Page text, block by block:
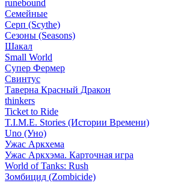
runebound
Семейные
Серп (Scythe)
Сезоны (Seasons)
Шакал
Small World
Супер Фермер
Свинтус
Таверна Красный Дракон
thinkers
Ticket to Ride
T.I.M.E. Stories (Истории Времени)
Uno (Уно)
Ужас Аркхема
Ужас Аркхэма. Карточная игра
World of Tanks: Rush
Зомбицид (Zombicide)